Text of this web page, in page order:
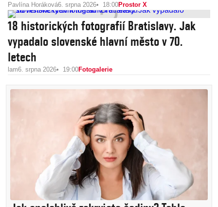
Pavlína Horáková6. srpna 2026 18:00Prostor X
18 historických fotografií Bratislavy. Jak
vypadalo slovenské hlavní město v 70.
letech
lam6. srpna 2026 19:00Fotogalerie